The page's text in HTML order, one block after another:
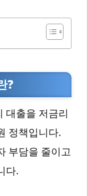
?
대출을 저금리
정책입니다.
부담을 줄이고
다.